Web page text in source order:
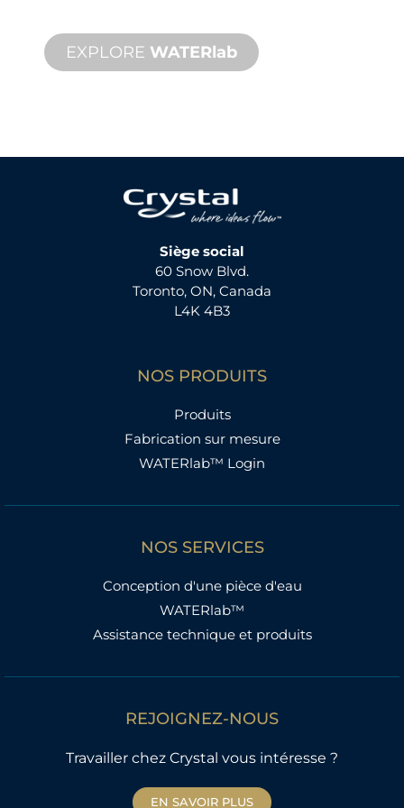
EXPLORE WATERlab
Siège social
60 Snow Blvd.
Toronto, ON, Canada
L4K 4B3
NOS PRODUITS
Produits
Fabrication sur mesure
WATERlab™ Login
NOS SERVICES
Conception d'une pièce d'eau
WATERlab™
Assistance technique et produits
REJOIGNEZ-NOUS
Travailler chez Crystal vous intéresse ?
EN SAVOIR PLUS